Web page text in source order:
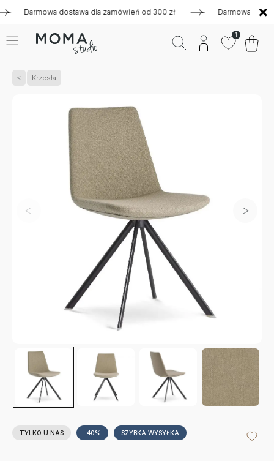
Darmowa dostawa dla zamówień od 300 zł Darmowa dostawa
1
Krzesła
TYLKO U NAS -40% SZYBKA WYSYŁKA